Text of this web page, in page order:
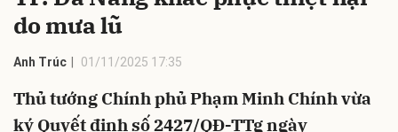
do mưa lũ
Anh Trúc 01/11/2025 17:35
Thủ tướng Chính phủ Phạm Minh Chính vừa
ký Quyết định số 2427/QĐ-TTg ngày